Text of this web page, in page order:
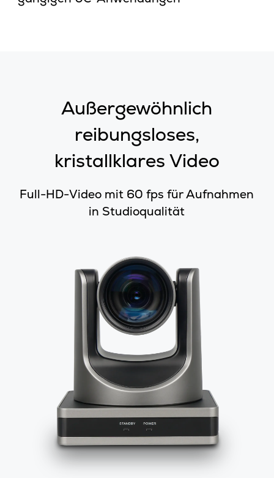
Außergewöhnlich
reibungsloses,
kristallklares Video
Full-HD-Video mit 60 fps für Aufnahmen
in Studioqualität